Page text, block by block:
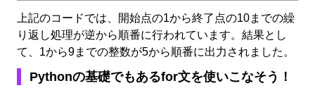
上記のコードでは、開始点の1から終了点の10までの繰
り返し処理が逆から順番に行われています。結果とし
て、1から9までの整数が5から順番に出力されました。
Pythonの基礎でもあるfor文を使いこなそう！